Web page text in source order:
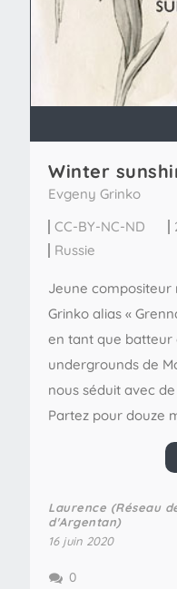
Winter
Evgeny Grinko
CC-BY-NC-ND
Russie
Jeune compositeur
Grinko alias «
en tant que batteur
undergrounds de
nous séduit avec
Partez pour douze
Laurence (Réseau
d'Argentan)
16 juin 2020
0